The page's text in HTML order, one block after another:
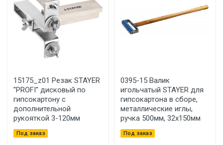
15175_z01 Резак STAYER
''PROFI'' дисковый по
гипсокартону с
дополнительной
рукояткой 3-120мм
Под заказ
0395-15 Валик
игольчатый STAYER для
гипсокартона в сборе,
металлические иглы,
ручка 500мм, 32х150мм
Под заказ